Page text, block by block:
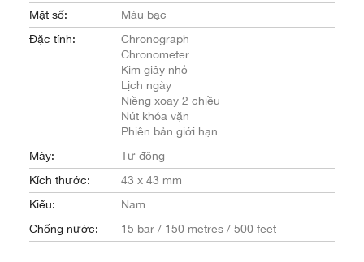
Mặt số:
Màu bạc
Đặc tính:
Chronograph
Chronometer
Kim giây nhỏ
Lịch ngày
Niềng xoay 2 chiều
Nút khóa vặn
Phiên bản giới hạn
Máy:
Tự động
Kích thước:
43 x 43 mm
Kiểu:
Nam
Chống nước:
15 bar / 150 metres / 500 feet